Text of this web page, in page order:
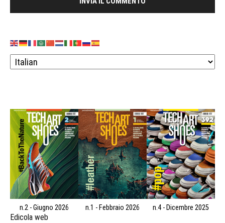
n.2 - Giugno 2026 n.1 - Febbraio 2026 n.4 - Dicembre 2025
Edicola web